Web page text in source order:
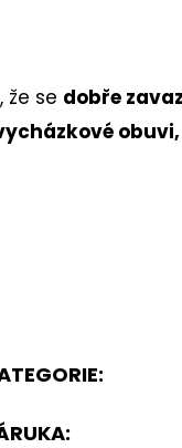
se dobře
:
: